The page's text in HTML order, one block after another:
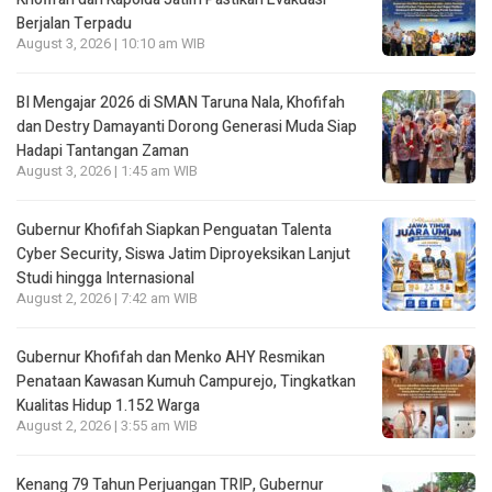
Berjalan Terpadu
August 3, 2026 | 10:10 am WIB
BI Mengajar 2026 di SMAN Taruna Nala, Khofifah
dan Destry Damayanti Dorong Generasi Muda Siap
Hadapi Tantangan Zaman
August 3, 2026 | 1:45 am WIB
Gubernur Khofifah Siapkan Penguatan Talenta
Cyber Security, Siswa Jatim Diproyeksikan Lanjut
Studi hingga Internasional
August 2, 2026 | 7:42 am WIB
Gubernur Khofifah dan Menko AHY Resmikan
Penataan Kawasan Kumuh Campurejo, Tingkatkan
Kualitas Hidup 1.152 Warga
August 2, 2026 | 3:55 am WIB
Kenang 79 Tahun Perjuangan TRIP, Gubernur